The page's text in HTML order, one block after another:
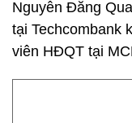
Nguyễn Đăng
tại Techcombank
viên HĐQT tại